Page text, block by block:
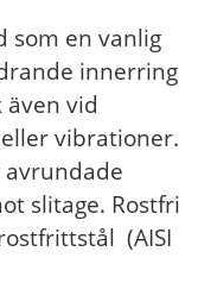
som en vanlig
innerring
vid
vibrationer.
slitage. Rostfri
(AISI